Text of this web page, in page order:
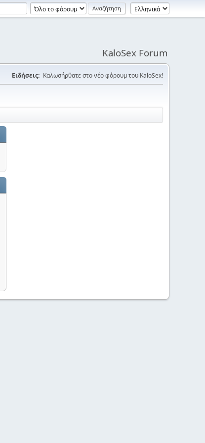
KaloSex Forum
Ειδήσεις: Καλωσήρθατε στο νέο φόρουμ του KaloSex!